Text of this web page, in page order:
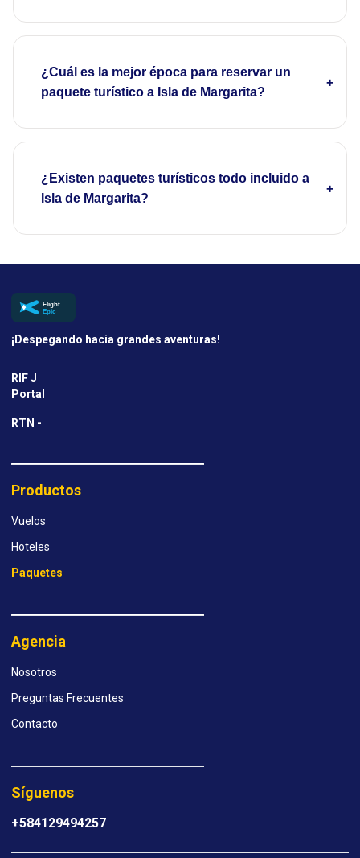
¿Cuál es la mejor época para reservar un
paquete turístico a Isla de Margarita?
¿Existen paquetes turísticos todo incluido a
Isla de Margarita?
¡Despegando hacia grandes aventuras!
RIF J
Portal
RTN -
Productos
Vuelos
Hoteles
Paquetes
Agencia
Nosotros
Preguntas Frecuentes
Contacto
Síguenos
+584129494257